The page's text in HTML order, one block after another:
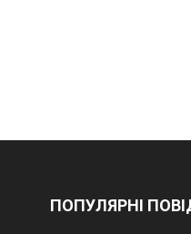
ПОПУЛЯРНІ